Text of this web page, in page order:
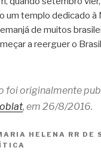
um templo dedicado à
de muitos
a reerguer o
foi originalmente
, em 26/8/2016.
HELENA RR DE